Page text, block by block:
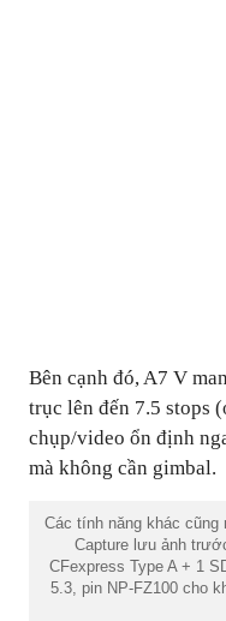
Bên cạnh đó, A7 V
trục lên đến 7.5 stops
chụp/video ổn định
mà không cần gimbal.
Các tính năng khác cũng
Capture lưu ảnh
CFexpress Type A + 1
5.3, pin NP-FZ100 cho